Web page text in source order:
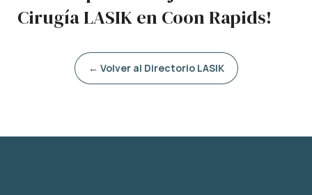
Cirugía LASIK en Coon Rapids!
← Volver al Directorio LASIK